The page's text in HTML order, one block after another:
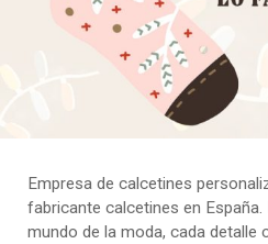
Empresa de calcetines
fabricante calcetines en
mundo de la moda, cada detalle